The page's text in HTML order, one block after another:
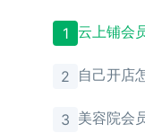
1 云上铺会
2 自己开店
3 美容院会